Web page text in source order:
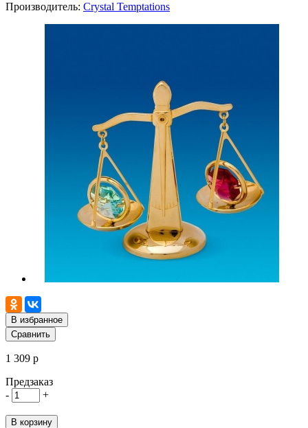
Производитель: Crystal Temptations
В избранное
Сравнить
1 309 р
Предзаказ
-
+
В корзину